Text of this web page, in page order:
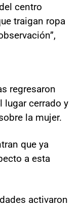
centro
traigan ropa
regresaron
lugar cerrado y
la mujer.
que ya
a esta
activaron